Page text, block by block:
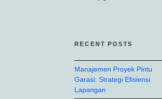
RECENT POSTS
Manajemen Proyek Pintu
Garasi: Strategi Efisiensi
Lapangan